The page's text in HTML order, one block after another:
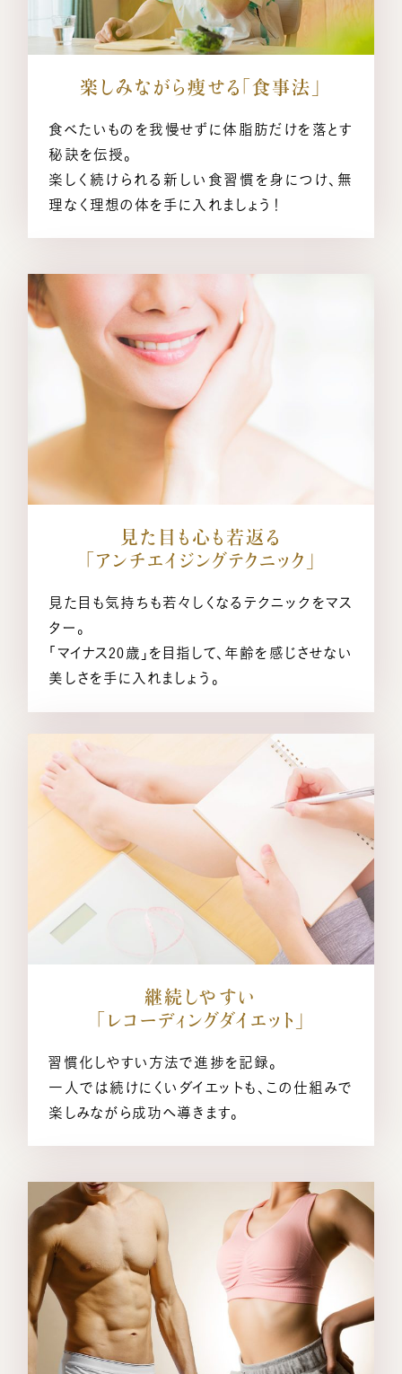
楽しみながら痩せる「食事法」
食べたいものを我慢せずに体脂肪だけを落とす
秘訣を伝授。
楽しく続けられる新しい食習慣を身につけ、無
理なく理想の体を手に入れましょう！
見た目も心も若返る
「アンチエイジングテクニック」
見た目も気持ちも若々しくなるテクニックをマス
ター。
「マイナス20歳」を目指して、年齢を感じさせない
美しさを手に入れましょう。
継続しやすい
「レコーディングダイエット」
習慣化しやすい方法で進捗を記録。
一人では続けにくいダイエットも、この仕組みで
楽しみながら成功へ導きます。